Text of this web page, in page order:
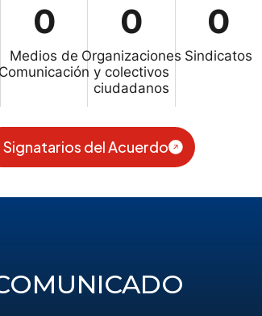
0
Medios de
Comunicación
0
Organizaciones
y colectivos
ciudadanos
0
Sindicatos
Signatarios del Acuerdo